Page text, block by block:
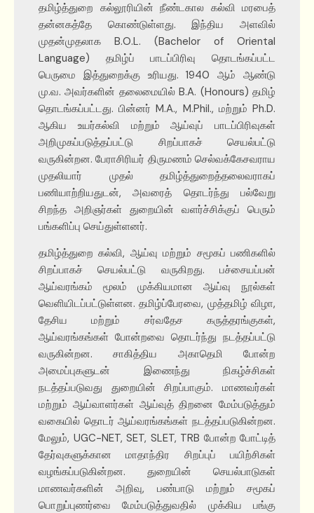
தமிழ்த்துறை கல்லூரியின் நீண்டகால கல்வி மரபைத்
தன்னகத்தே கொண்டுள்ளது. இந்திய அளவில்
முதன்முதலாக B.O.L. (Bachelor of Oriental
Language) தமிழ்ப் பாடப்பிரிவு தொடங்கப்பட்ட
பெருமை இத்துறைக்கு உரியது. 1940 ஆம் ஆண்டு
மு.வ. அவர்களின் தலைமையில் B.A. (Honours) தமிழ்
தொடங்கப்பட்டது. பின்னர் M.A., M.Phil., மற்றும் Ph.D.
ஆகிய உயர்கல்வி மற்றும் ஆய்வுப் பாடப்பிரிவுகள்
அறிமுகப்படுத்தப்பட்டு சிறப்பாகச் செயல்பட்டு
வருகின்றன. பேராசிரியர் திருமணம் செல்வக்கேசவராய
முதலியார் முதல் தமிழ்த்துறைத்தலைவராகப்
பணியாற்றியதுடன், அவரைத் தொடர்ந்து பல்வேறு
சிறந்த அறிஞர்கள் துறையின் வளர்ச்சிக்குப் பெரும்
பங்களிப்பு செய்துள்ளனர்.
தமிழ்த்துறை கல்வி, ஆய்வு மற்றும் சமூகப் பணிகளில்
சிறப்பாகச் செயல்பட்டு வருகிறது. பச்சையப்பன்
ஆய்வரங்கம் மூலம் முக்கியமான ஆய்வு நூல்கள்
வெளியிடப்பட்டுள்ளன. தமிழ்ப்பேரவை, முத்தமிழ் விழா,
தேசிய மற்றும் சர்வதேச கருத்தரங்குகள்,
ஆய்வரங்கங்கள் போன்றவை தொடர்ந்து நடத்தப்பட்டு
வருகின்றன. சாகித்திய அகாதெமி போன்ற
அமைப்புகளுடன் இணைந்து நிகழ்ச்சிகள்
நடத்தப்படுவது துறையின் சிறப்பாகும். மாணவர்கள்
மற்றும் ஆய்வாளர்கள் ஆய்வுத் திறனை மேம்படுத்தும்
வகையில் தொடர் ஆய்வரங்கங்கள் நடத்தப்படுகின்றன.
மேலும், UGC-NET, SET, SLET, TRB போன்ற போட்டித்
தேர்வுகளுக்கான மாதாந்திர சிறப்புப் பயிற்சிகள்
வழங்கப்படுகின்றன. துறையின் செயல்பாடுகள்
மாணவர்களின் அறிவு, பண்பாடு மற்றும் சமூகப்
பொறுப்புணர்வை மேம்படுத்துவதில் முக்கிய பங்கு